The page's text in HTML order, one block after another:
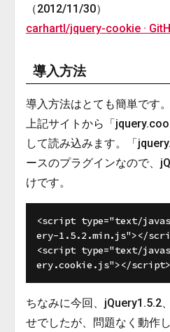
（2012/11/30）
carhartl/jquery-cookie ·
導入方法
導入方法はとても簡単です。
上記サイトから「
して読み込みます。「
ースのプラグインなので、
けです。
<script type="text/
ery-1.5.2.min.js"></
<script type="text/
ちなみに今回、jQuery1.5.2
せでしたが、問題なく動作し